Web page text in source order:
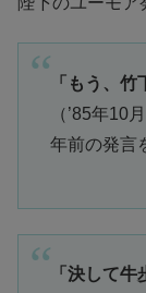
「もう、竹
（’85年10
年前の発言
「決して